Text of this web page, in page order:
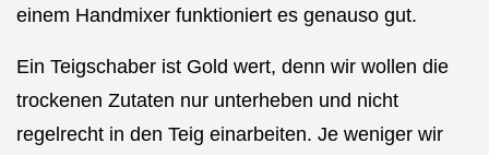
einem Handmixer funktioniert es genauso gut.
Ein Teigschaber ist Gold wert, denn wir wollen die
trockenen Zutaten nur unterheben und nicht
regelrecht in den Teig einarbeiten. Je weniger wir